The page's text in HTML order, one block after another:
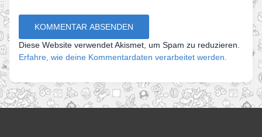
Diese Website verwendet Akismet, um Spam zu reduzieren.
Erfahre, wie deine Kommentardaten verarbeitet werden.